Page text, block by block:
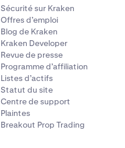
Sécurité sur Kraken
Offres d’emploi
Blog de Kraken
Kraken Developer
Revue de presse
Programme d’affiliation
Listes d’actifs
Statut du site
Centre de support
Plaintes
Breakout Prop Trading